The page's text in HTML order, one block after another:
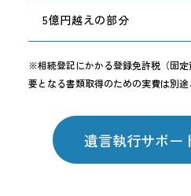
5億円越えの部分
※相続登記にかかる登録免許税（固
要となる書類取得のための実費は別途
遺言執行サポー